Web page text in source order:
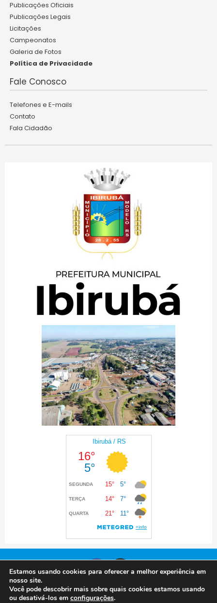
Publicações Oficiais
Publicações Legais
Licitações
Campeonatos
Galeria de Fotos
Política de Privacidade
Fale Conosco
Telefones e E-mails
Contato
Fala Cidadão
© 2024 Prefeitura de Ibirubá. Todos os direitos
reservados
Estamos usando cookies para oferecer a melhor experiência em
nosso site.
Você pode descobrir mais sobre quais cookies estamos usando
ou desativá-los em configurações.